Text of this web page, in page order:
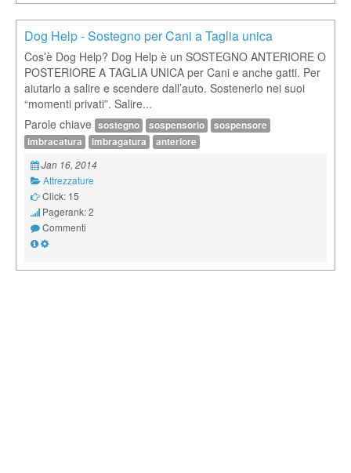
Dog Help - Sostegno per Cani a Taglia unica
Cos’è Dog Help? Dog Help è un SOSTEGNO ANTERIORE O
POSTERIORE A TAGLIA UNICA per Cani e anche gatti. Per
aiutarlo a salire e scendere dall’auto. Sostenerlo nei suoi
“momenti privati”. Salire...
Parole chiave sostegno sospensorio
sospensore
imbracatura
imbragatura anteriore
Jan 16, 2014
Attrezzature
Click: 15
Pagerank: 2
Commenti